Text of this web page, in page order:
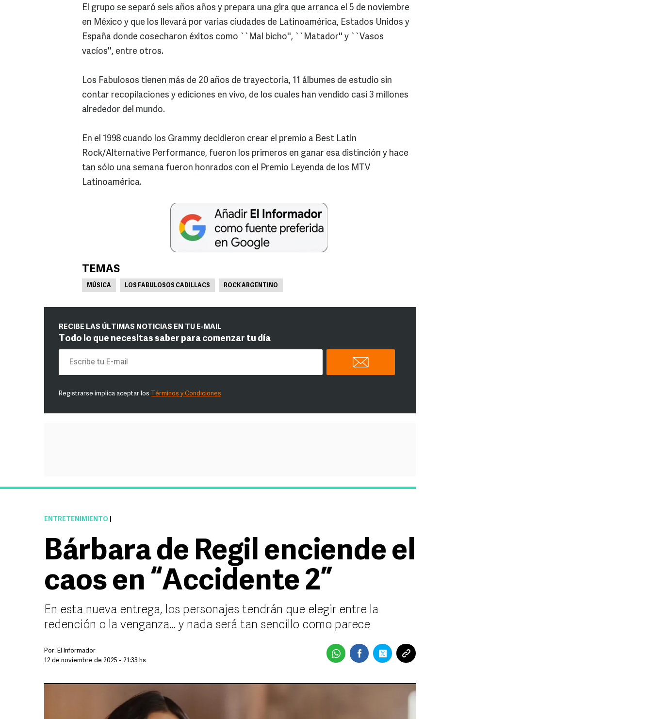
El grupo se separó seis años años y prepara una gira que arranca el 5 de noviembre
en México y que los llevará por varias ciudades de Latinoamérica, Estados Unidos y
España donde cosecharon éxitos como ``Mal bicho'', ``Matador'' y ``Vasos
vacíos'', entre otros.
Los Fabulosos tienen más de 20 años de trayectoria, 11 álbumes de estudio sin
contar recopilaciones y ediciones en vivo, de los cuales han vendido casi 3 millones
alrededor del mundo.
En el 1998 cuando los Grammy decidieron crear el premio a Best Latin
Rock/Alternative Performance, fueron los primeros en ganar esa distinción y hace
tan sólo una semana fueron honrados con el Premio Leyenda de los MTV
Latinoamérica.
TEMAS
MÚSICA LOS FABULOSOS CADILLACS ROCK ARGENTINO
RECIBE LAS ÚLTIMAS NOTICIAS EN TU E-MAIL
Todo lo que necesitas saber para comenzar tu día
Registrarse implica aceptar los Términos y Condiciones
ENTRETENIMIENTO
Bárbara de Regil enciende el
caos en “Accidente 2”
En esta nueva entrega, los personajes tendrán que elegir entre la
redención o la venganza… y nada será tan sencillo como parece
Por: El Informador
12 de noviembre de 2025 - 21:33 hs